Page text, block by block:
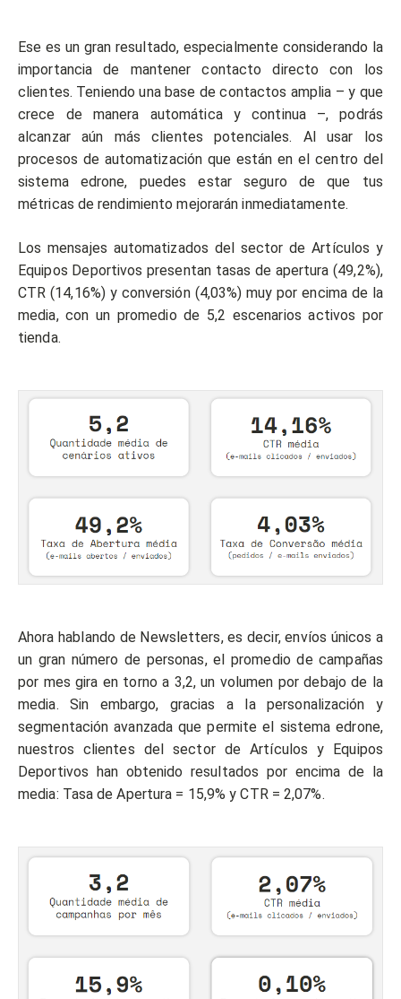
Ese es un gran resultado, especialmente considerando la
importancia de mantener contacto directo con los
clientes. Teniendo una base de contactos amplia – y que
crece de manera automática y continua –, podrás
alcanzar aún más clientes potenciales. Al usar los
procesos de automatización que están en el centro del
sistema edrone, puedes estar seguro de que tus
métricas de rendimiento mejorarán inmediatamente.
Los mensajes automatizados del sector de Artículos y
Equipos Deportivos presentan tasas de apertura (49,2%),
CTR (14,16%) y conversión (4,03%) muy por encima de la
media, con un promedio de 5,2 escenarios activos por
tienda.
Ahora hablando de Newsletters, es decir, envíos únicos a
un gran número de personas, el promedio de campañas
por mes gira en torno a 3,2, un volumen por debajo de la
media. Sin embargo, gracias a la personalización y
segmentación avanzada que permite el sistema edrone,
nuestros clientes del sector de Artículos y Equipos
Deportivos han obtenido resultados por encima de la
media: Tasa de Apertura = 15,9% y CTR = 2,07%.